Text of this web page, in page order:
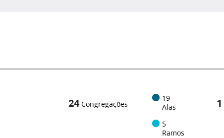
24 Congregações
19
Alas
5
Ramos
1